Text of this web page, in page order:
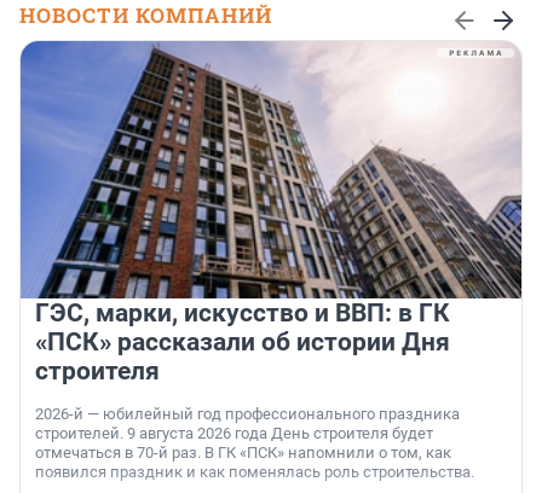
НОВОСТИ КОМПАНИЙ
ГЭС, марки, искусство и ВВП: в ГК
«ПСК» рассказали об истории Дня
строителя
2026-й — юбилейный год профессионального праздника
строителей. 9 августа 2026 года День строителя будет
отмечаться в 70-й раз. В ГК «ПСК» напомнили о том, как
появился праздник и как поменялась роль строительства.